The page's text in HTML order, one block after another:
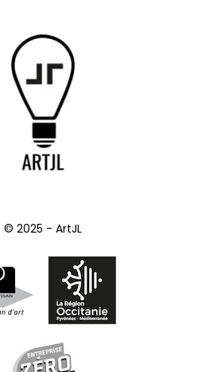
© 2025 - ArtJL